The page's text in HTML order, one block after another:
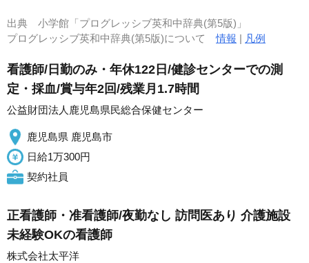
出典 小学館「プログレッシブ英和中辞典(第5版)」
プログレッシブ英和中辞典(第5版)について情報 | 凡例
看護師/日勤のみ・年休122日/健診センターでの測
定・採血/賞与年2回/残業月1.7時間
公益財団法人鹿児島県民総合保健センター
鹿児島県 鹿児島市
日給1万300円
契約社員
正看護師・准看護師/夜勤なし 訪問医あり 介護施設
未経験OKの看護師
株式会社太平洋